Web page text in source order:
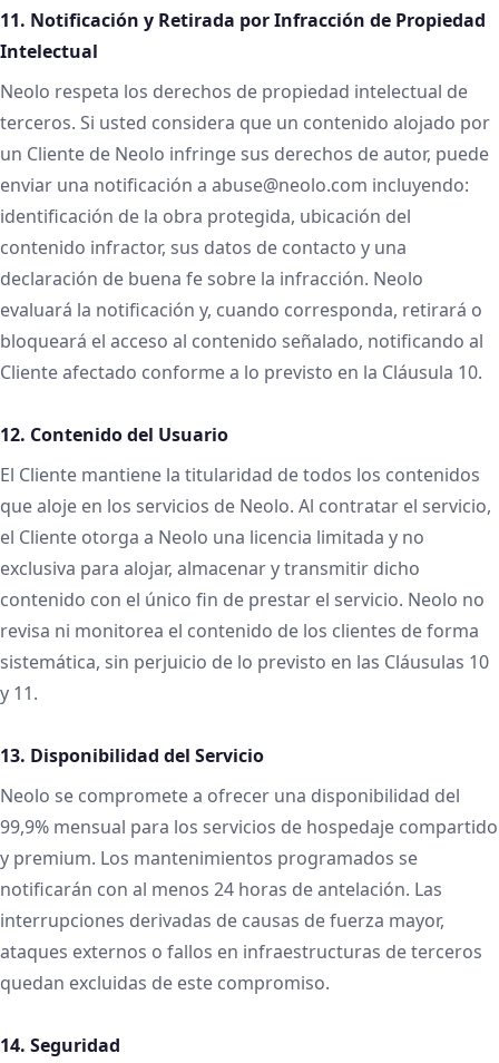
11. Notificación y Retirada por Infracción de Propiedad
Intelectual
Neolo respeta los derechos de propiedad intelectual de
terceros. Si usted considera que un contenido alojado por
un Cliente de Neolo infringe sus derechos de autor, puede
enviar una notificación a abuse@neolo.com incluyendo:
identificación de la obra protegida, ubicación del
contenido infractor, sus datos de contacto y una
declaración de buena fe sobre la infracción. Neolo
evaluará la notificación y, cuando corresponda, retirará o
bloqueará el acceso al contenido señalado, notificando al
Cliente afectado conforme a lo previsto en la Cláusula 10.
12. Contenido del Usuario
El Cliente mantiene la titularidad de todos los contenidos
que aloje en los servicios de Neolo. Al contratar el servicio,
el Cliente otorga a Neolo una licencia limitada y no
exclusiva para alojar, almacenar y transmitir dicho
contenido con el único fin de prestar el servicio. Neolo no
revisa ni monitorea el contenido de los clientes de forma
sistemática, sin perjuicio de lo previsto en las Cláusulas 10
y 11.
13. Disponibilidad del Servicio
Neolo se compromete a ofrecer una disponibilidad del
99,9% mensual para los servicios de hospedaje compartido
y premium. Los mantenimientos programados se
notificarán con al menos 24 horas de antelación. Las
interrupciones derivadas de causas de fuerza mayor,
ataques externos o fallos en infraestructuras de terceros
quedan excluidas de este compromiso.
14. Seguridad